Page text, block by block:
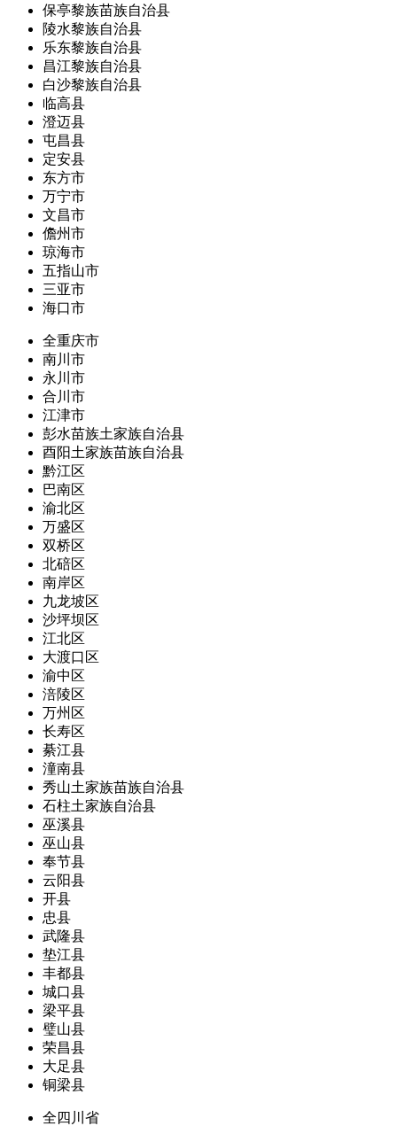
保亭黎族苗族自治县
陵水黎族自治县
乐东黎族自治县
昌江黎族自治县
白沙黎族自治县
临高县
澄迈县
屯昌县
定安县
东方市
万宁市
文昌市
儋州市
琼海市
五指山市
三亚市
海口市
全重庆市
南川市
永川市
合川市
江津市
彭水苗族土家族自治县
酉阳土家族苗族自治县
黔江区
巴南区
渝北区
万盛区
双桥区
北碚区
南岸区
九龙坡区
沙坪坝区
江北区
大渡口区
渝中区
涪陵区
万州区
长寿区
綦江县
潼南县
秀山土家族苗族自治县
石柱土家族自治县
巫溪县
巫山县
奉节县
云阳县
开县
忠县
武隆县
垫江县
丰都县
城口县
梁平县
璧山县
荣昌县
大足县
铜梁县
全四川省